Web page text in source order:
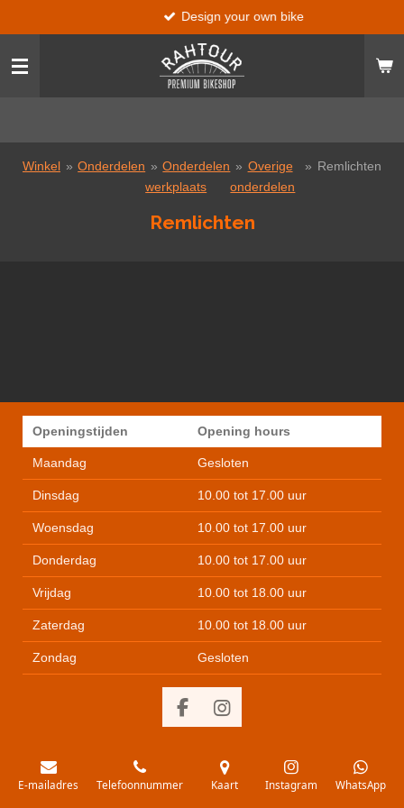
direct
naar
hoofdinhoud
Design your own bike
Winkel » Onderdelen » Onderdelen
werkplaats
» Overige
onderdelen
» Remlichten
Remlichten
Openingstijden Opening hours
Maandag Gesloten
Dinsdag 10.00 tot 17.00 uur
Woensdag 10.00 tot 17.00 uur
Donderdag 10.00 tot 17.00 uur
Vrijdag 10.00 tot 18.00 uur
Zaterdag 10.00 tot 18.00 uur
Zondag Gesloten
F
b
I
t
a
E-mailadres Telefoonnummer Kaart Instagram WhatsApp